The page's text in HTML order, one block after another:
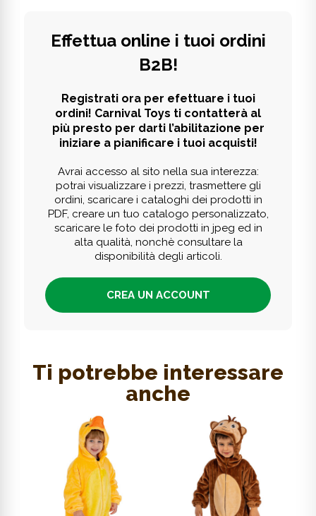
Effettua online i tuoi ordini
B2B!
Registrati ora per efettuare i tuoi
ordini! Carnival Toys ti contatterà al
più presto per darti l’abilitazione per
iniziare a pianificare i tuoi acquisti!
Avrai accesso al sito nella sua interezza:
potrai visualizzare i prezzi, trasmettere gli
ordini, scaricare i cataloghi dei prodotti in
PDF, creare un tuo catalogo personalizzato,
scaricare le foto dei prodotti in jpeg ed in
alta qualità, nonchè consultare la
disponibilità degli articoli.
CREA UN ACCOUNT
Ti potrebbe interessare
anche